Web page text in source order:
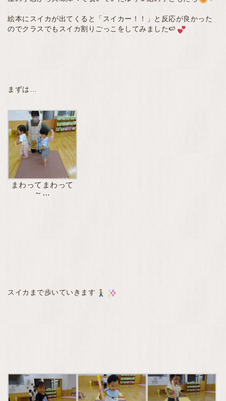
絵本にスイカが出てくると「スイカー！！」と反応が良かった
のでクラスでもスイカ割りごっこをしてみました🍉
まずは…
まわってまわって
～…
スイカまで歩いていきます